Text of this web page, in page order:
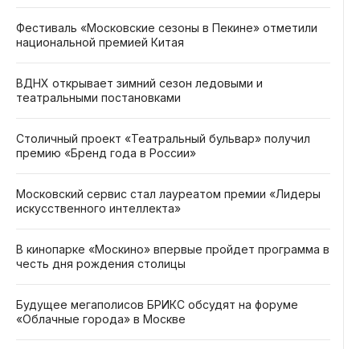
Фестиваль «Московские сезоны в Пекине» отметили
национальной премией Китая
ВДНХ открывает зимний сезон ледовыми и
театральными постановками
Столичный проект «Театральный бульвар» получил
премию «Бренд года в России»
Московский сервис стал лауреатом премии «Лидеры
искусственного интеллекта»
В кинопарке «Москино» впервые пройдет программа в
честь дня рождения столицы
Будущее мегаполисов БРИКС обсудят на форуме
«Облачные города» в Москве